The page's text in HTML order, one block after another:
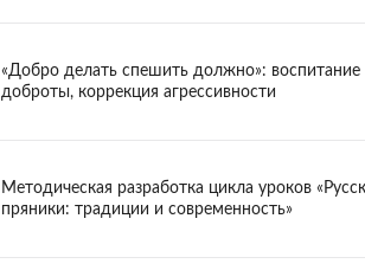
«Добро делать спешить должно»: воспитание
доброты, коррекция агрессивности
Методическая разработка цикла уроков
пряники: традиции и современность»